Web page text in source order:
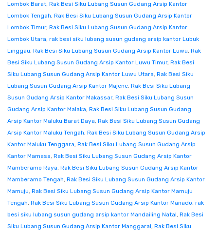
Lombok Barat, Rak Besi Siku Lubang Susun Gudang Arsip Kantor
Lombok Tengah, Rak Besi Siku Lubang Susun Gudang Arsip Kantor
Lombok Timur, Rak Besi Siku Lubang Susun Gudang Arsip Kantor
Lombok Utara, rak besi siku lubang susun gudang arsip kantor Lubuk
Linggau, Rak Besi Siku Lubang Susun Gudang Arsip Kantor Luwu, Rak
Besi Siku Lubang Susun Gudang Arsip Kantor Luwu Timur, Rak Besi
Siku Lubang Susun Gudang Arsip Kantor Luwu Utara, Rak Besi Siku
Lubang Susun Gudang Arsip Kantor Majene, Rak Besi Siku Lubang
Susun Gudang Arsip Kantor Makassar, Rak Besi Siku Lubang Susun
Gudang Arsip Kantor Malaka, Rak Besi Siku Lubang Susun Gudang
Arsip Kantor Maluku Barat Daya, Rak Besi Siku Lubang Susun Gudang
Arsip Kantor Maluku Tengah, Rak Besi Siku Lubang Susun Gudang Arsip
Kantor Maluku Tenggara, Rak Besi Siku Lubang Susun Gudang Arsip
Kantor Mamasa, Rak Besi Siku Lubang Susun Gudang Arsip Kantor
Mamberamo Raya, Rak Besi Siku Lubang Susun Gudang Arsip Kantor
Mamberamo Tengah, Rak Besi Siku Lubang Susun Gudang Arsip Kantor
Mamuju, Rak Besi Siku Lubang Susun Gudang Arsip Kantor Mamuju
Tengah, Rak Besi Siku Lubang Susun Gudang Arsip Kantor Manado, rak
besi siku lubang susun gudang arsip kantor Mandailing Natal, Rak Besi
Siku Lubang Susun Gudang Arsip Kantor Manggarai, Rak Besi Siku